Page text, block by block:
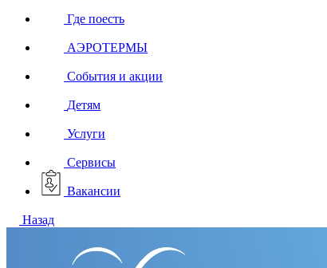
Где поесть
АЭРОТЕРМЫ
События и акции
Детям
Услуги
Сервисы
Вакансии
Назад